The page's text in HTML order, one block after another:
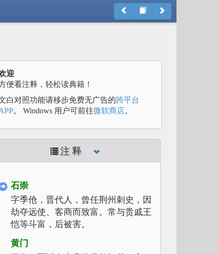
迎
便看注释，轻松读典籍！
白对照功能请移步免费无广告的跨平台
。 Windows 用户可前往微软商店。
注释
石崇
字季伧，晋代人，曾任荆州刺史，因
劫夺远使、客商而致富。常与贵戚王
恺等斗富，后被害。
黄门